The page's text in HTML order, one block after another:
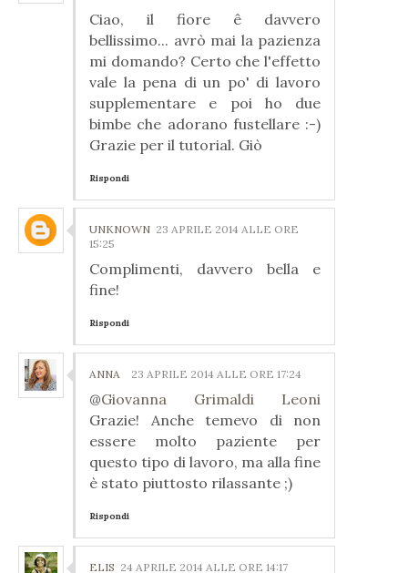
Ciao, il fiore ê davvero
bellissimo... avrò mai la pazienza
mi domando? Certo che l'effetto
vale la pena di un po' di lavoro
supplementare e poi ho due
bimbe che adorano fustellare :-)
Grazie per il tutorial. Giò
Rispondi
UNKNOWN 23 APRILE 2014 ALLE ORE
15:25
Complimenti, davvero bella e
fine!
Rispondi
ANNA 23 APRILE 2014 ALLE ORE 17:24
@Giovanna Grimaldi Leoni
Grazie! Anche temevo di non
essere molto paziente per
questo tipo di lavoro, ma alla fine
è stato piuttosto rilassante ;)
Rispondi
ELIS 24 APRILE 2014 ALLE ORE 14:17